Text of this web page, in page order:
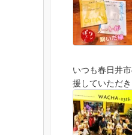
いつも春日井
援していただ